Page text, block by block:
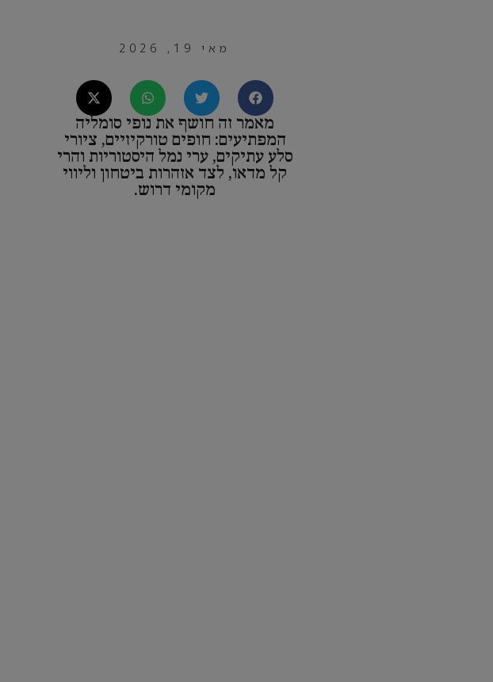
מאי 19, 2026
מאמר זה חושף את נופי סומליה
המפתיעים: חופים טורקיזיים, ציורי
סלע עתיקים, ערי נמל היסטוריות והרי
קל מדאו, לצד אזהרות ביטחון וליווי
מקומי דרוש.